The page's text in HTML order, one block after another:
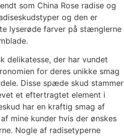
som China Rose radise og
og den er
lyserøde farver på stænglerne
delikatesse, der har vundet
for deres unikke smag
Disse spæde skud stammer
et eftertragtet element i
har en kraftig smag af
mine kunder hvis der ønskes
Nogle af radisetyperne